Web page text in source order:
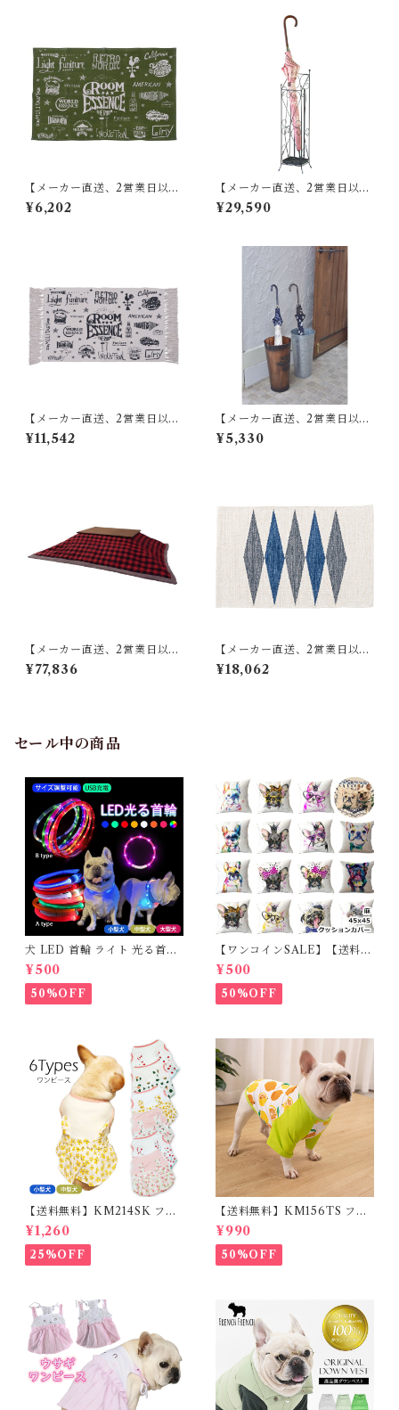
【メーカー直送、2営業日以内
に発送】東谷 ラグ W90×D13
0 グリーン TTR-141
¥6,202
【メーカー直送、2営業日以内
に発送】【8個セット】 東谷
傘立て W13.5×D15×H60 ブラ
¥29,590
【メーカー直送、2営業日以内
に発送】【6個セット】 東谷
マット W75×D45 RE TTR-13
¥11,542
【メーカー直送、2営業日以内
に発送】東谷 傘立て φ21×H41
ブロンズ/グリーン/アイボリ
¥5,330
【メーカー直送、2営業日以内
に発送】【4個セット】 東谷
薄掛けコタツ布団 長方形 KK-
¥77,836
【メーカー直送、2営業日以内
に発送】【6個セット】 東谷
キッチンマット W50×D80 ブ
¥18,062
セール中の商品
犬 LED 首輪 ライト 光る首輪
USB充電 生活防水 長さ調整可
能 首輪 犬用 ペット カラー ペ
ット用品 軽量 ドッグ用品 フレ
ンチブルドック 大型犬 中型犬
¥500
50%OFF
【ワンコインSALE】【送料無
料】KM503G クッションカバ
ー フレンチブルドッグ クリー
ム フレブル
¥500
50%OFF
【送料無料】KM214SK フレ
ブル 女の子 スカート ワンピー
ス夏 フリル 犬服 ドックウェア
¥1,260
25%OFF
【送料無料】KM156TS フレ
ブル Tシャツ フレンチブルド
ック レモン柄 犬服 ドックウェ
ア
¥990
50%OFF